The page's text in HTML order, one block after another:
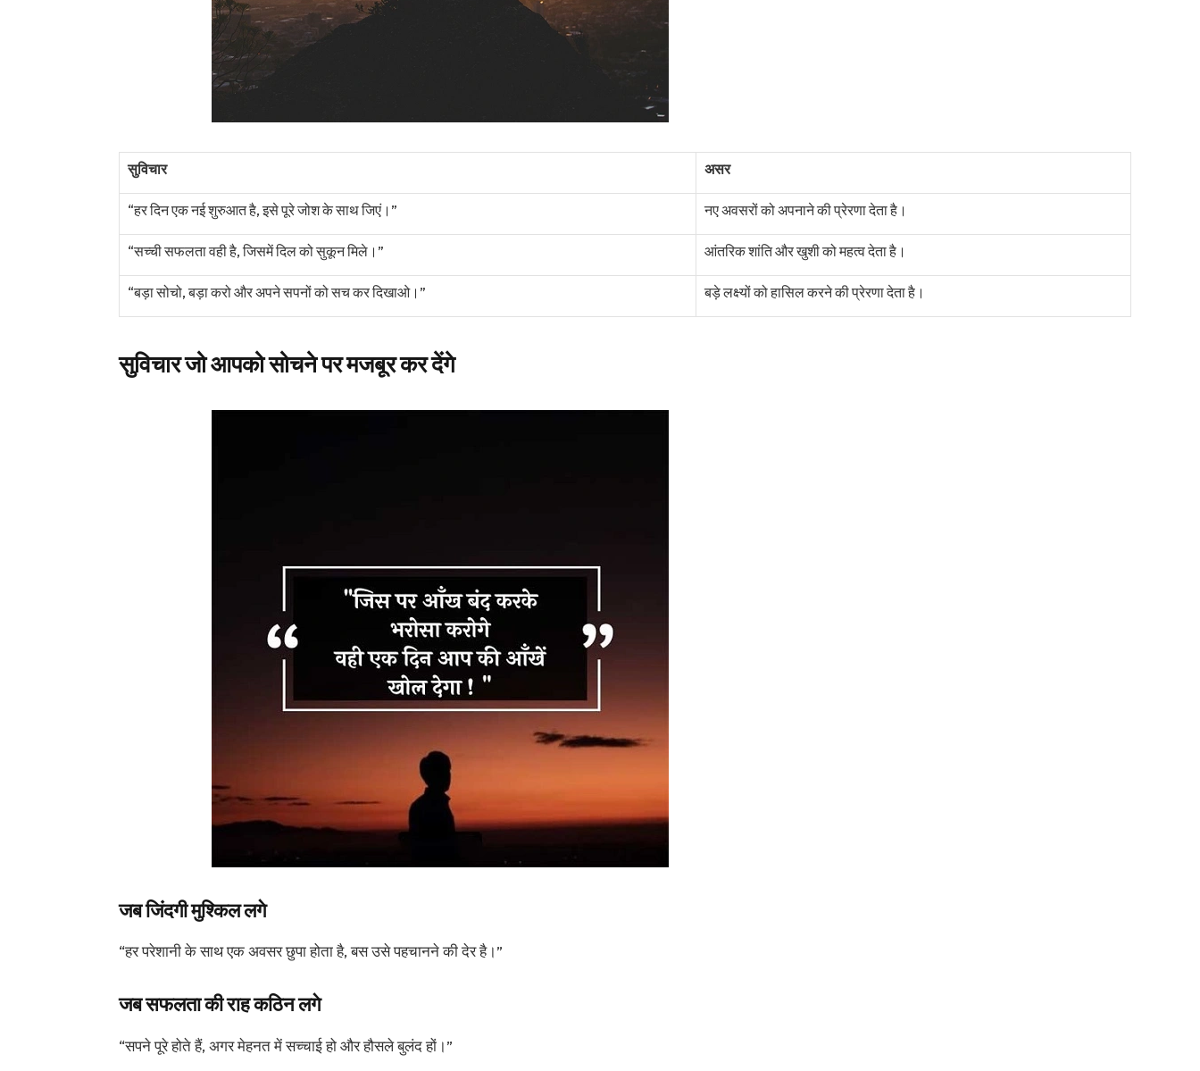
सुविचार असर
“हर दिन एक नई शुरुआत है, इसे पूरे जोश के साथ जिएं।” नए अवसरों को अपनाने की प्रेरणा देता है।
“सच्ची सफलता वही है, जिसमें दिल को सुकून मिले।” आंतरिक शांति और खुशी को महत्व देता है।
“बड़ा सोचो, बड़ा करो और अपने सपनों को सच कर दिखाओ।” बड़े लक्ष्यों को हासिल करने की प्रेरणा देता है।
सुविचार जो आपको सोचने पर मजबूर कर देंगे
जब जिंदगी मुश्किल लगे
“हर परेशानी के साथ एक अवसर छुपा होता है, बस उसे पहचानने की देर है।”
जब सफलता की राह कठिन लगे
“सपने पूरे होते हैं, अगर मेहनत में सच्चाई हो और हौसले बुलंद हों।”